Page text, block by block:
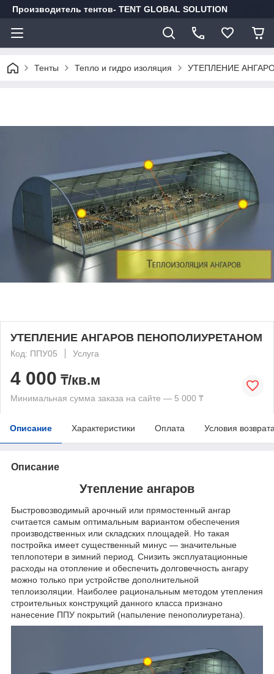
Производитель тентов- TENT GLOBAL SOLUTION
Тенты Тепло и гидро изоляция УТЕПЛЕНИЕ
УТЕПЛЕНИЕ АНГАРОВ ПЕНОПОЛИУРЕТАНОМ
Код: ППУ05 Услуга
4 000 ₸/кв.м
Минимальная сумма заказа на сайте — 5 000 ₸
Описание Характеристики Оплата Условия
Описание
Утепление ангаров
Быстровозводимый арочный или прямостенный ангар
считается самым оптимальным вариантом обеспечения
производственных или складских площадей. Но такая
постройка имеет существенный минус — значительные
теплопотери в зимний период. Снизить эксплуатационные
расходы на отопление и обеспечить долговечность ангару
можно только при устройстве дополнительной
теплоизоляции. Наиболее рациональным методом утепления
строительных конструкций данного класса признано
нанесение ППУ покрытий (напыление пенополиуретана).